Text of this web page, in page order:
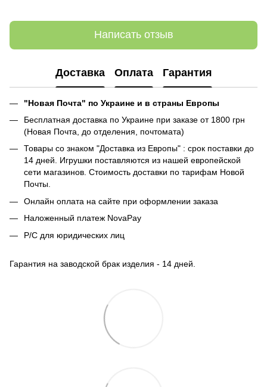
Написать отзыв
Доставка Оплата Гарантия
"Новая Почта" по Украине и в страны Европы
Бесплатная доставка по Украине при заказе от 1800 грн
(Новая Почта, до отделения, почтомата)
Товары со знаком "Доставка из Европы" : срок поставки до
14 дней. Игрушки поставляются из нашей европейской
сети магазинов. Стоимость доставки по тарифам Новой
Почты.
Онлайн оплата на сайте при оформлении заказа
Наложенный платеж NovaPay
Р/С для юридических лиц
Гарантия на заводской брак изделия - 14 дней.